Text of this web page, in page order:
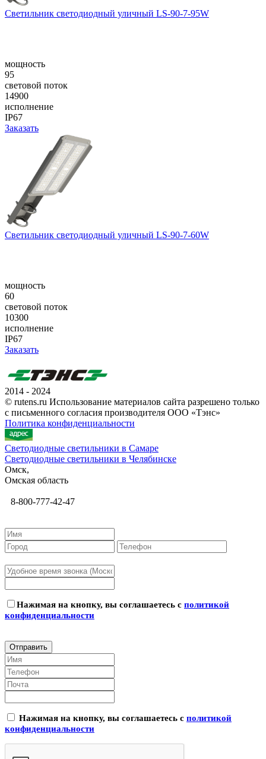
Светильник светодиодный уличный LS-90-7-95W
мощность
95
световой поток
14900
исполнение
IP67
Заказать
Светильник светодиодный уличный LS-90-7-60W
мощность
60
световой поток
10300
исполнение
IP67
Заказать
2014 - 2024
© rutens.ru Использование материалов сайта разрешено только
с письменного согласия производителя ООО «Тэнс»
Политика конфиденциальности
Светодиодные светильники в Самаре
Светодиодные светильники в Челябинске
Омск,
Омская область
8-800-777-42-47
Нажимая на кнопку, вы соглашаетесь с политикой
конфиденциальности
Нажимая на кнопку, вы соглашаетесь с политикой
конфиденциальности